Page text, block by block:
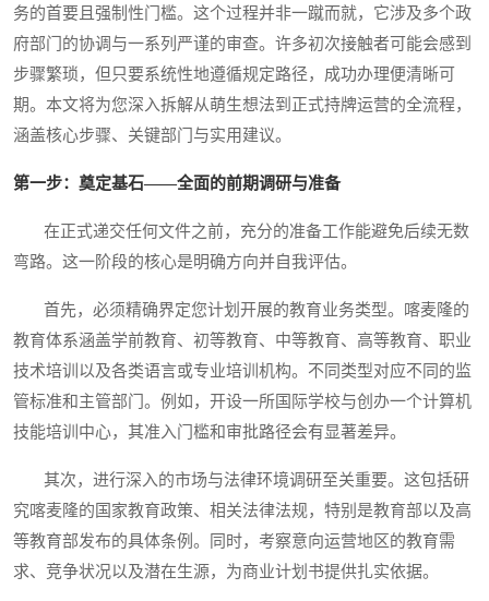
务的首要且强制性门槛。这个过程并非一蹴而就，它涉及多个政
府部门的协调与一系列严谨的审查。许多初次接触者可能会感到
步骤繁琐，但只要系统性地遵循规定路径，成功办理便清晰可
期。本文将为您深入拆解从萌生想法到正式持牌运营的全流程，
涵盖核心步骤、关键部门与实用建议。
第一步：奠定基石——全面的前期调研与准备
在正式递交任何文件之前，充分的准备工作能避免后续无数
弯路。这一阶段的核心是明确方向并自我评估。
首先，必须精确界定您计划开展的教育业务类型。喀麦隆的
教育体系涵盖学前教育、初等教育、中等教育、高等教育、职业
技术培训以及各类语言或专业培训机构。不同类型对应不同的监
管标准和主管部门。例如，开设一所国际学校与创办一个计算机
技能培训中心，其准入门槛和审批路径会有显著差异。
其次，进行深入的市场与法律环境调研至关重要。这包括研
究喀麦隆的国家教育政策、相关法律法规，特别是教育部以及高
等教育部发布的具体条例。同时，考察意向运营地区的教育需
求、竞争状况以及潜在生源，为商业计划书提供扎实依据。